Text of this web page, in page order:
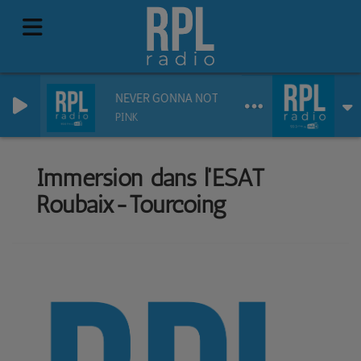
NEVER GONNA NOT DANCE AGAIN
PINK
Immersion dans l'ESAT
Roubaix-Tourcoing